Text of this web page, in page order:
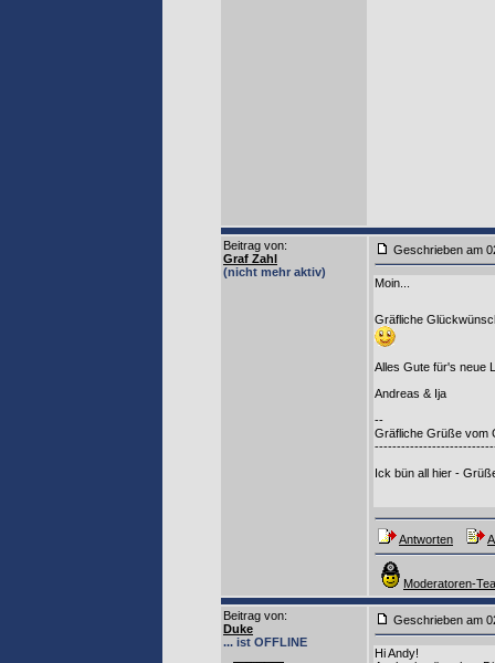
Beitrag von:
Graf Zahl
(nicht mehr aktiv)
Geschrieben am
Moin...
Gräfliche
Alles Gute für's neue
Andreas & Ija
--
Gräfliche Grüße vom
Ick bün all hier -
Antworten
Moderatoren-
Beitrag von:
Duke
... ist OFFLINE
Geschrieben am
Hi Andy!